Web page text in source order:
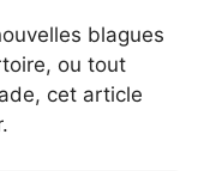
blagues
ou tout
cet article